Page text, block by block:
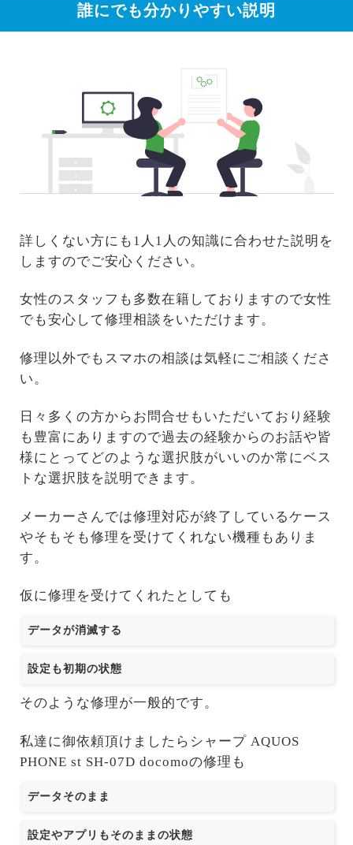
誰にでも分かりやすい説明
詳しくない方にも1人1人の知識に合わせた説明を
しますのでご安心ください。
女性のスタッフも多数在籍しておりますので女性
でも安心して修理相談をいただけます。
修理以外でもスマホの相談は気軽にご相談くださ
い。
日々多くの方からお問合せもいただいており経験
も豊富にありますので過去の経験からのお話や皆
様にとってどのような選択肢がいいのか常にベス
トな選択肢を説明できます。
メーカーさんでは修理対応が終了しているケース
やそもそも修理を受けてくれない機種もありま
す。
仮に修理を受けてくれたとしても
データが消滅する
設定も初期の状態
そのような修理が一般的です。
私達に御依頼頂けましたらシャープ AQUOS
PHONE st SH-07D docomoの修理も
データそのまま
設定やアプリもそのままの状態